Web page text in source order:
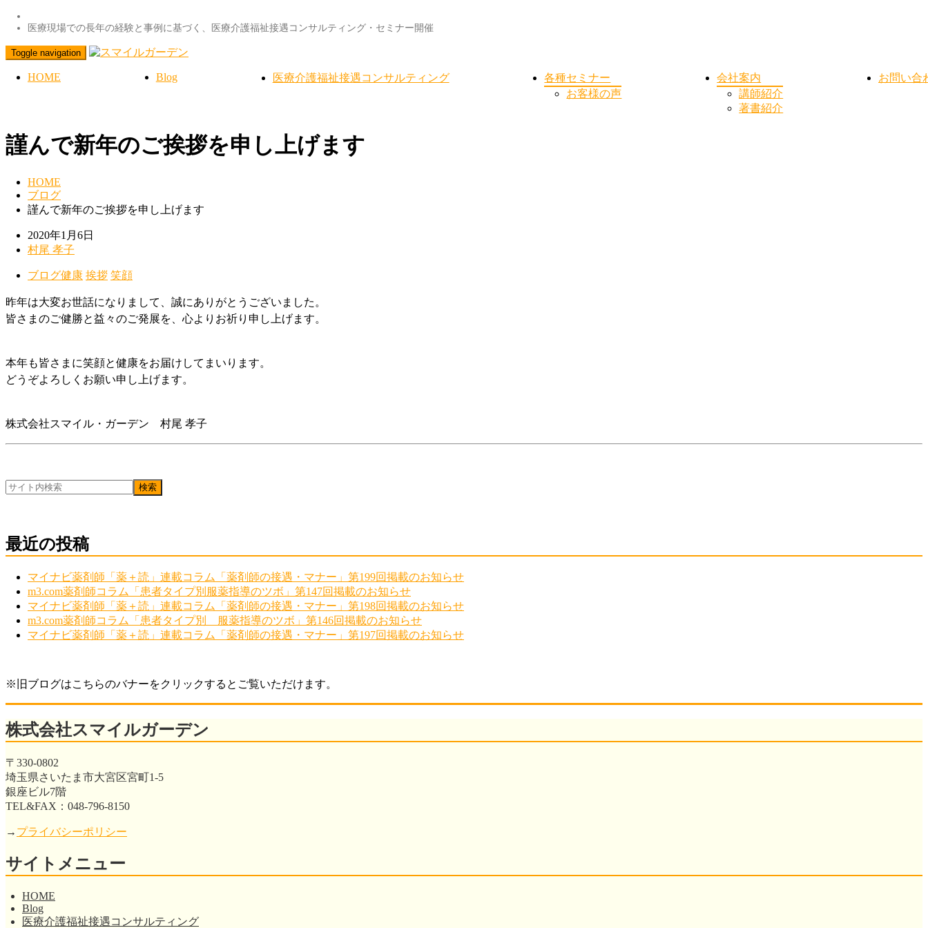
医療現場での長年の経験と事例に基づく、医療介護福祉接遇コンサルティング・セミナー開催
Toggle navigation
HOME Blog 医療介護福祉接遇コンサルティング
各種セミナー
お客様の声
会社案内
講師紹介
著書紹介
お問い合
謹んで新年のご挨拶を申し上げます
HOME
ブログ
謹んで新年のご挨拶を申し上げます
2020年1月6日
村尾 孝子
ブログ健康 挨拶 笑顔
昨年は大変お世話になりまして、誠にありがとうございました。
皆さまのご健勝と益々のご発展を、心よりお祈り申し上げます。
本年も皆さまに笑顔と健康をお届けしてまいります。
どうぞよろしくお願い申し上げます。
株式会社スマイル・ガーデン 村尾 孝子
最近の投稿
マイナビ薬剤師「薬＋読」連載コラム「薬剤師の接遇・マナー」第199回掲載のお知らせ
m3.com薬剤師コラム「患者タイプ別服薬指導のツボ」第147回掲載のお知らせ
マイナビ薬剤師「薬＋読」連載コラム「薬剤師の接遇・マナー」第198回掲載のお知らせ
m3.com薬剤師コラム「患者タイプ別 服薬指導のツボ」第146回掲載のお知らせ
マイナビ薬剤師「薬＋読」連載コラム「薬剤師の接遇・マナー」第197回掲載のお知らせ
※旧ブログはこちらのバナーをクリックするとご覧いただけます。
株式会社スマイルガーデン
〒330-0802
埼玉県さいたま市大宮区宮町1-5
銀座ビル7階
TEL&FAX：048-796-8150
→ プライバシーポリシー
サイトメニュー
HOME
Blog
医療介護福祉接遇コンサルティング